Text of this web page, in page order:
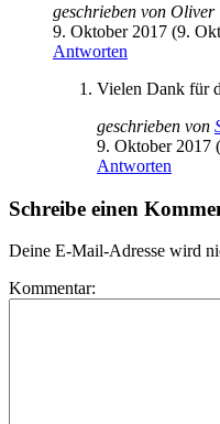
geschrieben von Oliver
9. Oktober 2017 (9.
Antworten
Vielen Dank für
geschrieben von
9. Oktober 2017
Antworten
Schreibe einen
Deine E-Mail-Adresse wird
Kommentar: